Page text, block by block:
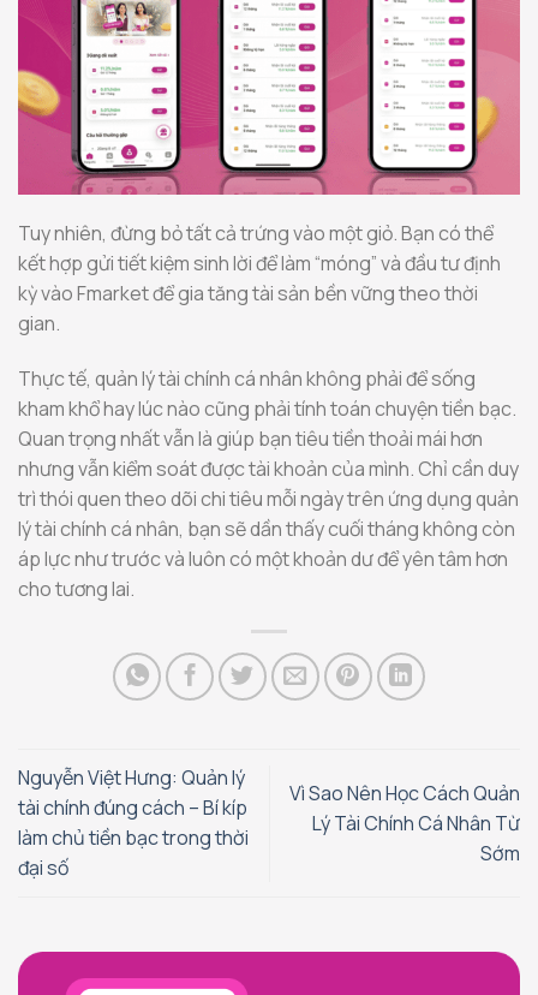
Tuy nhiên, đừng bỏ tất cả trứng vào một giỏ. Bạn có thể
kết hợp gửi tiết kiệm sinh lời để làm “móng” và đầu tư định
kỳ vào Fmarket để gia tăng tài sản bền vững theo thời
gian.
Thực tế, quản lý tài chính cá nhân không phải để sống
kham khổ hay lúc nào cũng phải tính toán chuyện tiền bạc.
Quan trọng nhất vẫn là giúp bạn tiêu tiền thoải mái hơn
nhưng vẫn kiểm soát được tài khoản của mình. Chỉ cần duy
trì thói quen theo dõi chi tiêu mỗi ngày trên ứng dụng quản
lý tài chính cá nhân, bạn sẽ dần thấy cuối tháng không còn
áp lực như trước và luôn có một khoản dư để yên tâm hơn
cho tương lai.
Nguyễn Việt Hưng: Quản lý
tài chính đúng cách – Bí kíp
làm chủ tiền bạc trong thời
đại số
Vì Sao Nên Học Cách Quản
Lý Tài Chính Cá Nhân Từ
Sớm